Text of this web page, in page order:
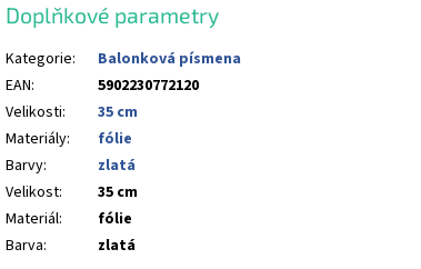
Doplňkové parametry
Kategorie:
Balonková písmena
EAN:
5902230772120
Velikosti:
35 cm
Materiály:
fólie
Barvy:
zlatá
Velikost:
35 cm
Materiál:
fólie
Barva: zlatá